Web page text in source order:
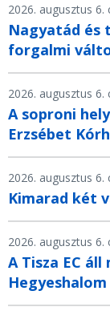
2026. augusztus
Nagyatád és
forgalmi
2026. augusztus
A soproni
Erzsébet
2026. augusztus
Kimarad két
2026. augusztus
A Tisza EC